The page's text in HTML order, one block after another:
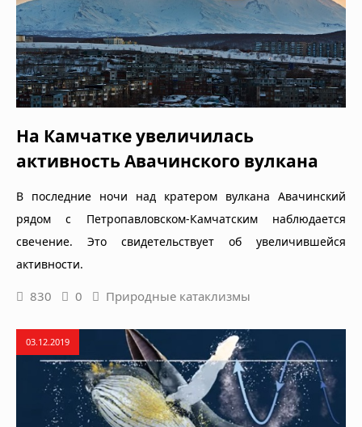
На Камчатке увеличилась
активность Авачинского вулкана
В последние ночи над кратером вулкана Авачинский
рядом с Петропавловском-Камчатским наблюдается
свечение. Это свидетельствует об увеличившейся
активности.
830 0 Природные катаклизмы
03.12.2019